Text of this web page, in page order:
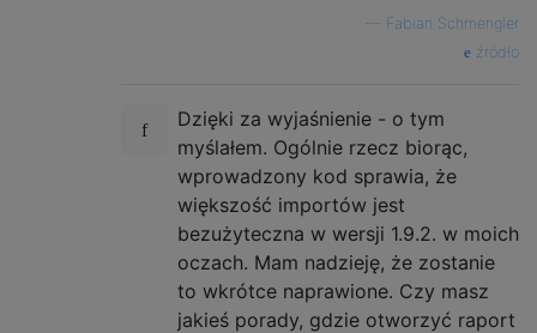
Fabian Schmengler
źródło
Dzięki za wyjaśnienie - o tym
myślałem. Ogólnie rzecz biorąc,
wprowadzony kod sprawia, że ​​
większość importów jest
bezużyteczna w wersji 1.9.2. w moich
oczach. Mam nadzieję, że zostanie
to wkrótce naprawione. Czy masz
jakieś porady, gdzie otworzyć raport